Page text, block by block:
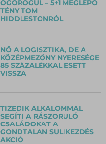
ÓGÖRÖGÜL – 5+1 MEGLEPŐ
TÉNY TOM
HIDDLESTONRÓL
NŐ A LOGISZTIKA, DE A
KÖZÉPMEZŐNY NYERESÉGE
85 SZÁZALÉKKAL ESETT
VISSZA
TIZEDIK ALKALOMMAL
SEGÍTI A RÁSZORULÓ
CSALÁDOKAT A
GONDTALAN SULIKEZDÉS
AKCIÓ